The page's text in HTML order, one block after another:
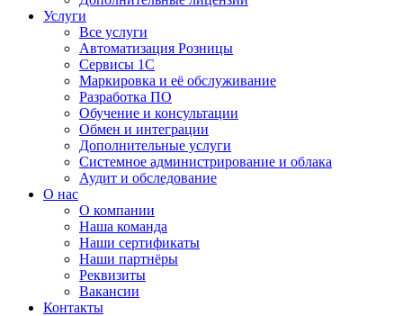
Услуги
Все услуги
Автоматизация Розницы
Сервисы 1С
Маркировка и её обслуживание
Разработка ПО
Обучение и консультации
Обмен и интеграции
Дополнительные услуги
Системное администрирование и облака
Аудит и обследование
О нас
О компании
Наша команда
Наши сертификаты
Наши партнёры
Реквизиты
Вакансии
Контакты